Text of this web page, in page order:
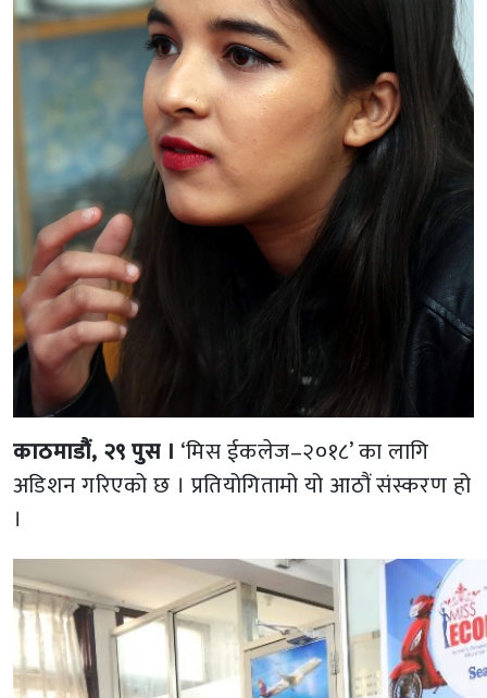
काठमाडौं, २९ पुस । ‘मिस ईकलेज–२०१८’ का लागि
अडिशन गरिएको छ । प्रतियोगितामो यो आठौं संस्करण हो
।